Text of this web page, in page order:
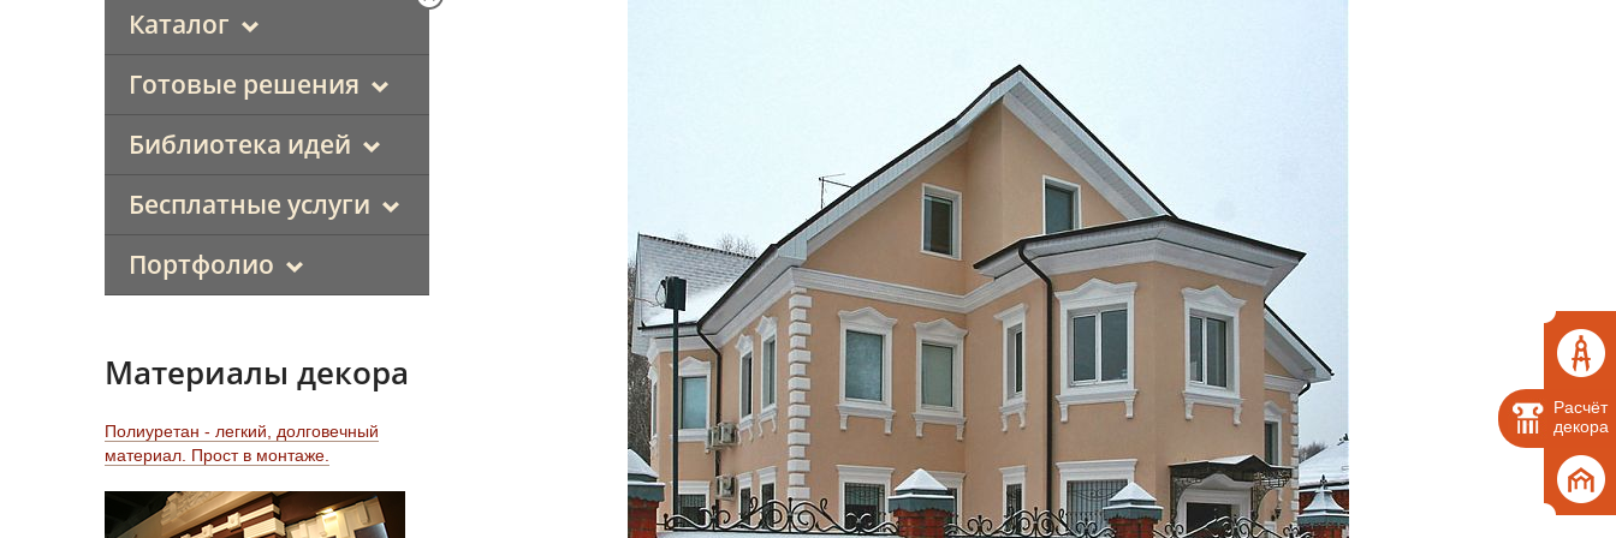
Расчёт
декора
Каталог
Готовые решения
Библиотека идей
Бесплатные услуги
Портфолио
Материалы декора
Полиуретан - легкий, долговечный
материал. Прост в монтаже.